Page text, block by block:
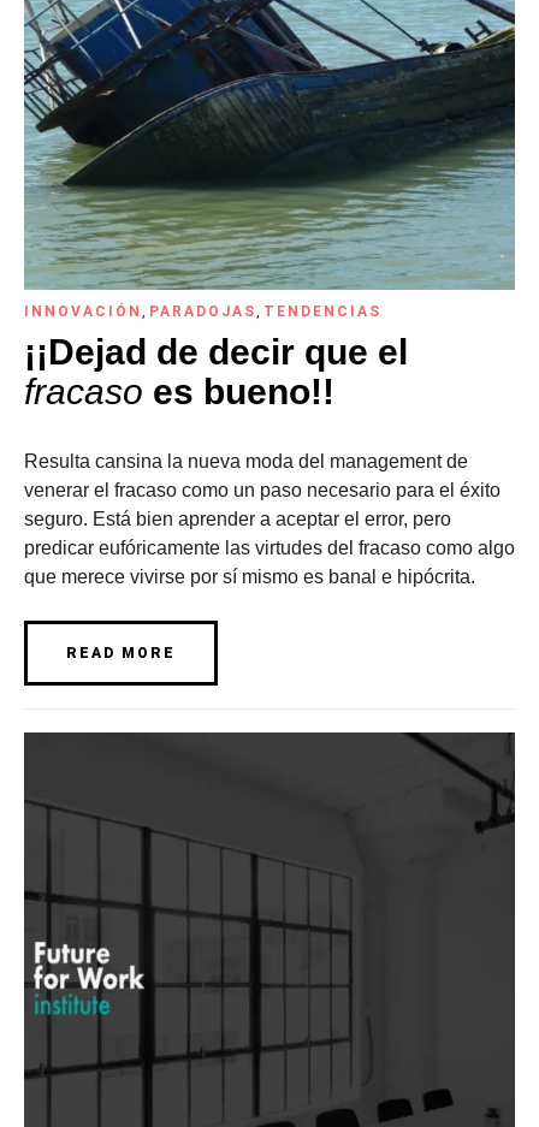
INNOVACIÓN , PARADOJAS, TENDENCIAS
¡¡Dejad de decir que el
fracaso es bueno!!
Resulta cansina la nueva moda del management de
venerar el fracaso como un paso necesario para el éxito
seguro. Está bien aprender a aceptar el error, pero
predicar eufóricamente las virtudes del fracaso como algo
que merece vivirse por sí mismo es banal e hipócrita.
READ MORE